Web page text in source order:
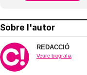
Sobre l'autor
REDACCIÓ
Veure biografia